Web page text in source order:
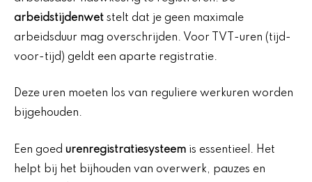
arbeidstijdenwet stelt dat je geen maximale
arbeidsduur mag overschrijden. Voor TVT-uren (tijd-
voor-tijd) geldt een aparte registratie.
Deze uren moeten los van reguliere werkuren worden
bijgehouden.
Een goed urenregistratiesysteem is essentieel. Het
helpt bij het bijhouden van overwerk, pauzes en